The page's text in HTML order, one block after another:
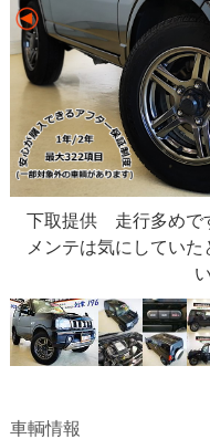
下取提供 走行多め
メンテは気にしてい
車輌情報